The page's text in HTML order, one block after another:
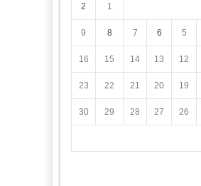
1
2
5
6
7
8
9
12
13
14
15
16
19
20
21
22
23
26
27
28
29
30